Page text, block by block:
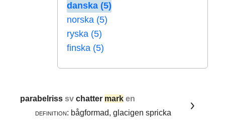
danska (5)
norska (5)
ryska (5)
finska (5)
parabelrisssvchatter mark en
definition: bågformad, glacigen spricka